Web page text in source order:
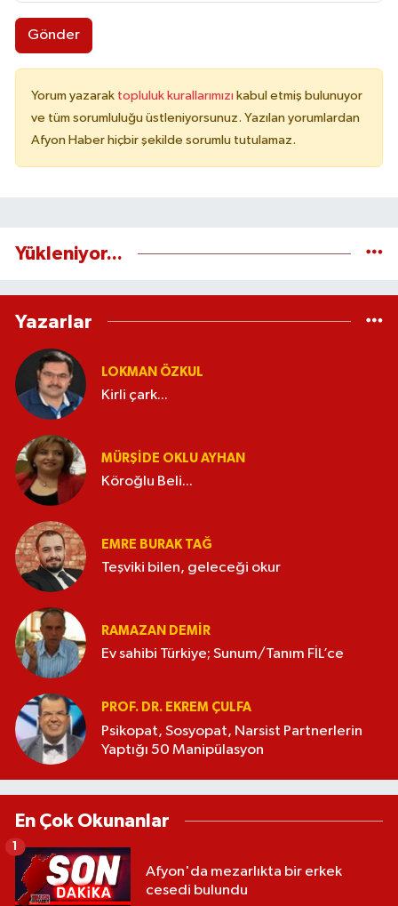
Gönder
Yorum yazarak topluluk kurallarımızı kabul etmiş bulunuyor
ve tüm sorumluluğu üstleniyorsunuz. Yazılan yorumlardan
Afyon Haber hiçbir şekilde sorumlu tutulamaz.
Yükleniyor...
Yazarlar
LOKMAN ÖZKUL
Kirli çark...
MÜRŞIDE OKLU AYHAN
Köroğlu Beli...
EMRE BURAK TAĞ
Teşviki bilen, geleceği okur
RAMAZAN DEMİR
Ev sahibi Türkiye; Sunum/Tanım FİL’ce
PROF. DR. EKREM ÇULFA
Psikopat, Sosyopat, Narsist Partnerlerin
Yaptığı 50 Manipülasyon
En Çok Okunanlar
Afyon'da mezarlıkta bir erkek
cesedi bulundu
1